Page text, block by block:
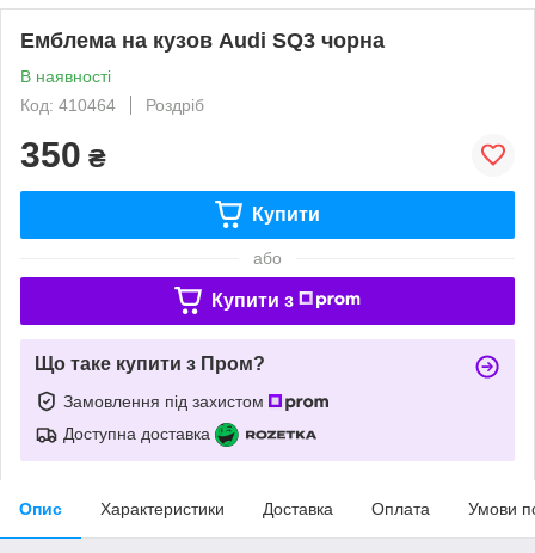
Емблема на кузов Audi SQ3 чорна
В наявності
Код: 410464
Роздріб
350 ₴
Купити
або
Купити з
Що таке купити з Пром?
Замовлення під захистом
Доступна доставка
Опис Характеристики Доставка Оплата Умови